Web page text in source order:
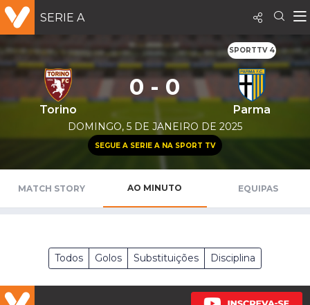
SERIE A
SPORTTV 4
Torino
0 - 0
Parma
DOMINGO, 5 DE JANEIRO DE 2025
SEGUE A SERIE A NA SPORT TV
MATCH STORY AO MINUTO EQUIPAS
Todos Golos Substituições Disciplina